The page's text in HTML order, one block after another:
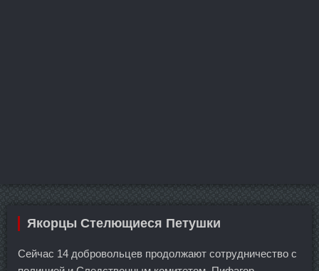
Якорцы Стелющиеся Петушки
Сейчас 14 добровольцев продолжают сотрудничество с